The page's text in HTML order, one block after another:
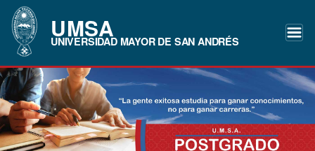
UMSA
UNIVERSIDAD MAYOR DE SAN ANDRÉS